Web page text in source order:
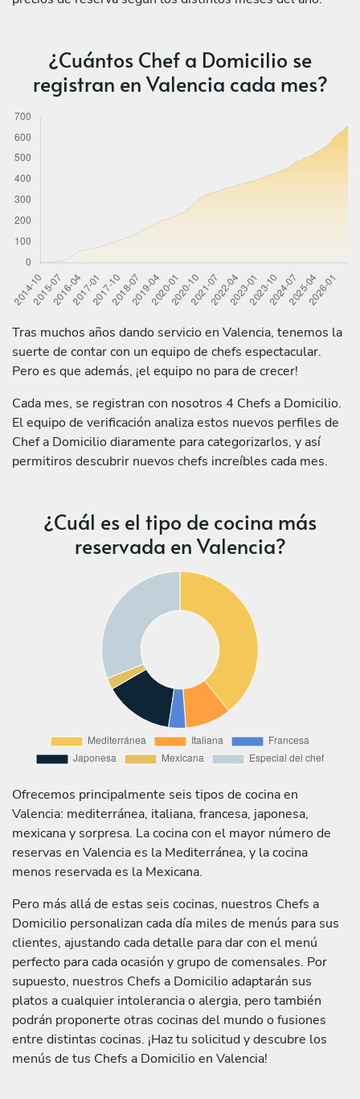
¿Cuántos Chef a Domicilio se
registran en Valencia cada mes?
Tras muchos años dando servicio en Valencia, tenemos la
suerte de contar con un equipo de chefs espectacular.
Pero es que además, ¡el equipo no para de crecer!
Cada mes, se registran con nosotros 4 Chefs a Domicilio.
El equipo de verificación analiza estos nuevos perfiles de
Chef a Domicilio diaramente para categorizarlos, y así
permitiros descubrir nuevos chefs increíbles cada mes.
¿Cuál es el tipo de cocina más
reservada en Valencia?
Ofrecemos principalmente seis tipos de cocina en
Valencia: mediterránea, italiana, francesa, japonesa,
mexicana y sorpresa. La cocina con el mayor número de
reservas en Valencia es la Mediterránea, y la cocina
menos reservada es la Mexicana.
Pero más allá de estas seis cocinas, nuestros Chefs a
Domicilio personalizan cada día miles de menús para sus
clientes, ajustando cada detalle para dar con el menú
perfecto para cada ocasión y grupo de comensales. Por
supuesto, nuestros Chefs a Domicilio adaptarán sus
platos a cualquier intolerancia o alergia, pero también
podrán proponerte otras cocinas del mundo o fusiones
entre distintas cocinas. ¡Haz tu solicitud y descubre los
menús de tus Chefs a Domicilio en Valencia!